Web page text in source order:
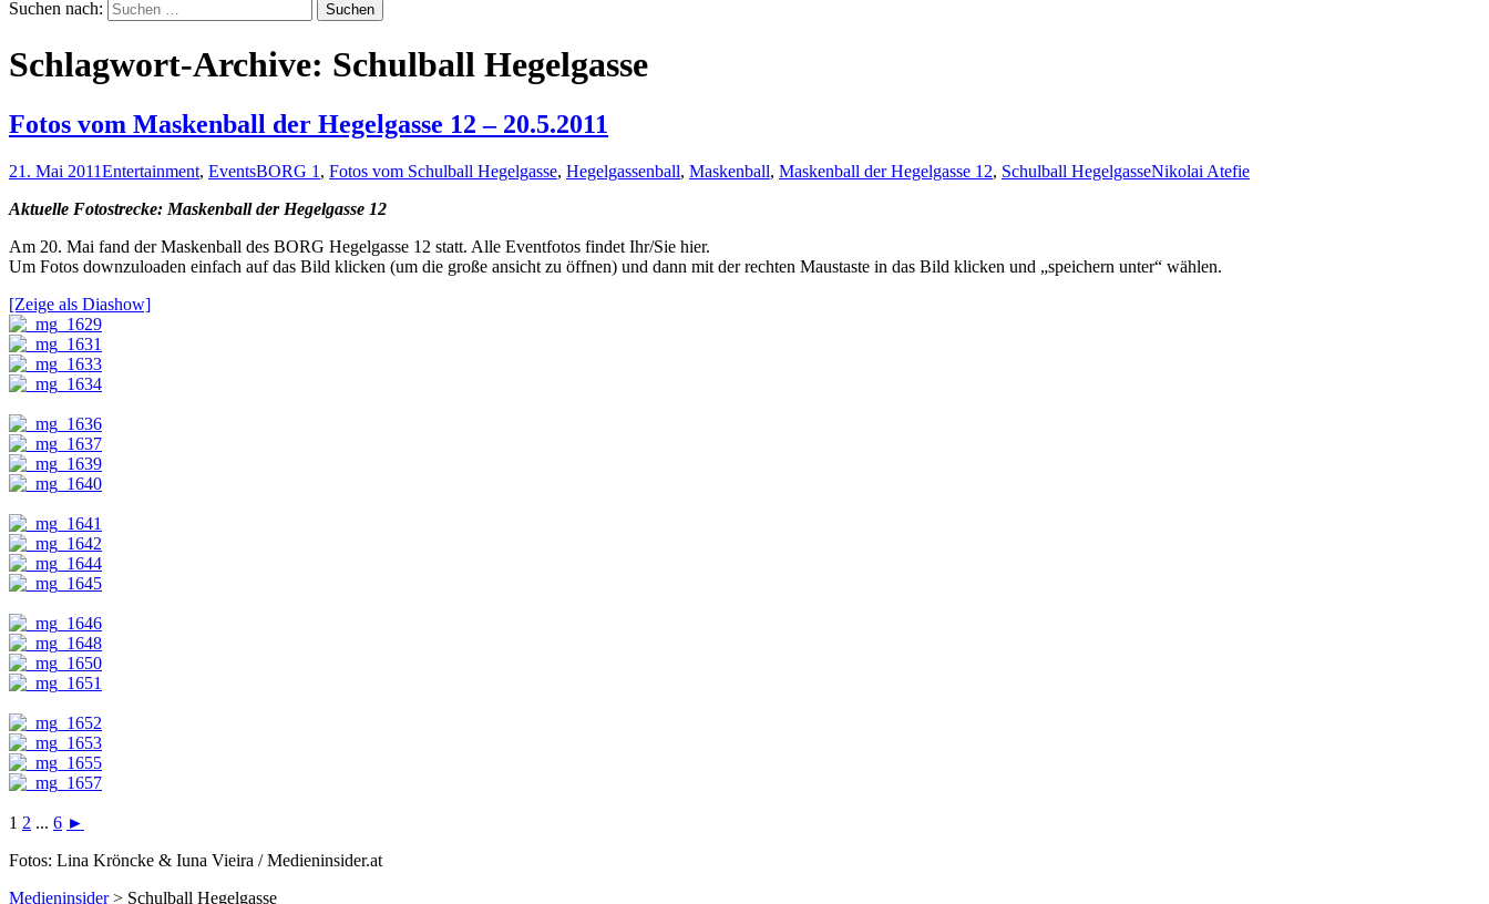
Suchen nach:
Schlagwort-Archive: Schulball Hegelgasse
Fotos vom Maskenball der Hegelgasse 12 – 20.5.2011
21. Mai 2011Entertainment, EventsBORG 1 , Fotos vom Schulball Hegelgasse, Hegelgassenball, Maskenball, Maskenball der Hegelgasse 12, Schulball HegelgasseNikolai Atefie
Aktuelle Fotostrecke: Maskenball der Hegelgasse 12
Am 20. Mai fand der Maskenball des BORG Hegelgasse 12 statt. Alle Eventfotos findet Ihr/Sie hier.
Um Fotos downzuloaden einfach auf das Bild klicken (um die große ansicht zu öffnen) und dann mit der rechten Maustaste in das Bild klicken und „speichern unter“ wählen.
[Zeige als Diashow]
1 2 ... 6 ►
Fotos: Lina Kröncke & Iuna Vieira / Medieninsider.at
Medieninsider> Schulball Hegelgasse